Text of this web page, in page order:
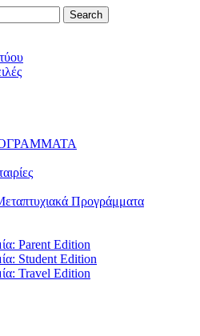
Search
Προγράμματα
Parent Edition
Student Edition
Travel Edition